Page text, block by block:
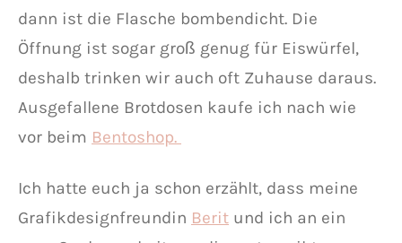
dann ist die Flasche bombendicht. Die
Öffnung ist sogar groß genug für Eiswürfel,
deshalb trinken wir auch oft Zuhause daraus.
Ausgefallene Brotdosen kaufe ich nach wie
vor beim Bentoshop.
Ich hatte euch ja schon erzählt, dass meine
Grafikdesignfreundin Berit und ich an ein